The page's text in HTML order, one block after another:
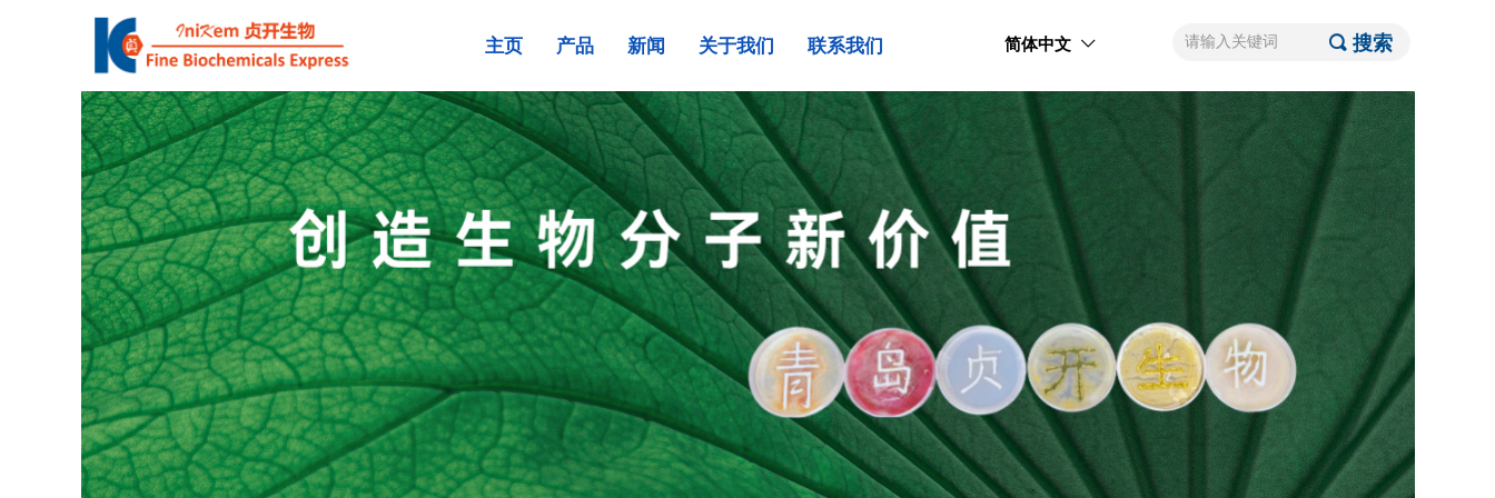
主页 产品 新闻 关于我们 联系我们 끠 搜索
ꀅ
简体中文